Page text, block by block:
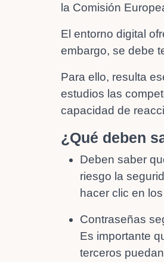
la Comisión
El entorno digital
embargo, se debe
Para ello, resulta
estudios las
capacidad de
¿Qué deben
Deben saber
riesgo la
hacer clic en
Contraseñas
Es importante
terceros